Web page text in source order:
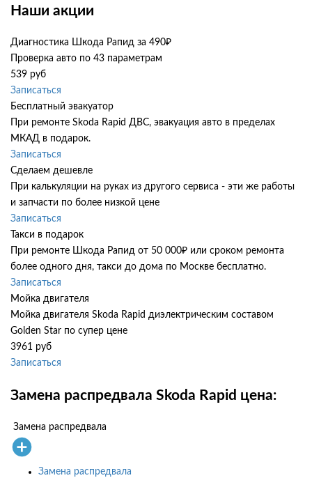
Наши акции
Диагностика Шкода Рапид за 490₽
Проверка авто по 43 параметрам
539 руб
Записаться
Бесплатный эвакуатор
При ремонте Skoda Rapid ДВС, эвакуация авто в пределах
МКАД в подарок.
Записаться
Сделаем дешевле
При калькуляции на руках из другого сервиса - эти же работы
и запчасти по более низкой цене
Записаться
Такси в подарок
При ремонте Шкода Рапид от 50 000₽ или сроком ремонта
более одного дня, такси до дома по Москве бесплатно.
Записаться
Мойка двигателя
Мойка двигателя Skoda Rapid диэлектрическим составом
Golden Star по супер цене
3961 руб
Записаться
Замена распредвала Skoda Rapid цена:
Замена распредвала
Замена распредвала